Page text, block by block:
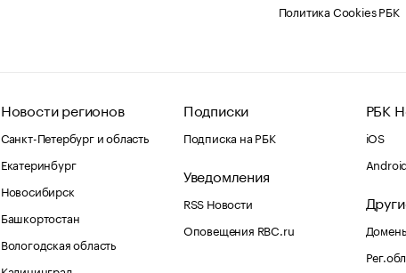
Политика Cookies РБК
Новости регионов
Санкт-Петербург и область
Екатеринбург
Новосибирск
Башкортостан
Вологодская область
Подписки
Подписка на РБК
Уведомления
RSS Новости
Оповещения RBC.ru
РБК
iOS